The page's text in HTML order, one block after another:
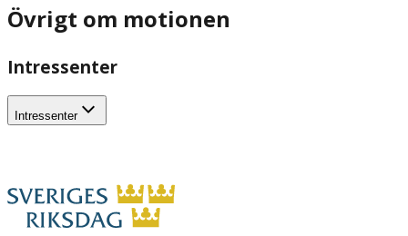
Övrigt om motionen
Intressenter
Intressenter